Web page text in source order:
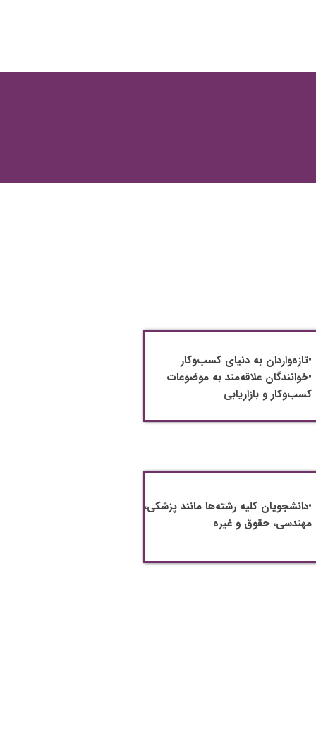
•تازه‌واردان به دنیای کسب‌وکار
•خوانندگان علاقه‌مند به موضوعات
کسب‌وکار و بازاریابی​​​​​​​
•دانشجویان کلیه رشته‌ها مانند پزشکی،
مهندسی، حقوق و غیره